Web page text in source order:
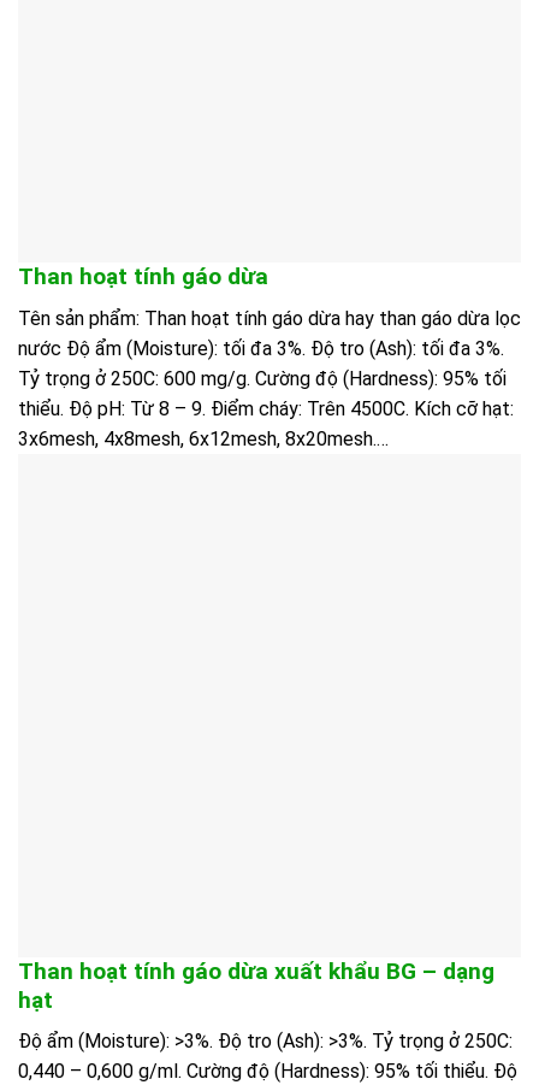
Than hoạt tính gáo dừa
Tên sản phẩm: Than hoạt tính gáo dừa hay than gáo dừa lọc
nước Độ ẩm (Moisture): tối đa 3%. Độ tro (Ash): tối đa 3%.
Tỷ trọng ở 250C: 600 mg/g. Cường độ (Hardness): 95% tối
thiểu. Độ pH: Từ 8 – 9. Điểm cháy: Trên 4500C. Kích cỡ hạt:
3x6mesh, 4x8mesh, 6x12mesh, 8x20mesh.…
Than hoạt tính gáo dừa xuất khẩu BG – dạng
hạt
Độ ẩm (Moisture): >3%. Độ tro (Ash): >3%. Tỷ trọng ở 250C:
0,440 – 0,600 g/ml. Cường độ (Hardness): 95% tối thiểu. Độ